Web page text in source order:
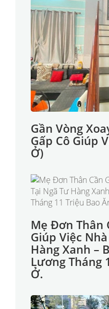
Gần Vòng
Gấp Cô Giúp
Ở)
Mẹ Đơn Thân
Giúp Việc
Hàng Xanh –
Lương Tháng
Ở.